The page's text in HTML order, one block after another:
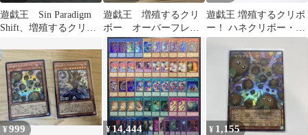
遊戯王 Sin Paradigm
Shift、増殖するクリボ
遊戯王 増殖するクリ
ボー オーバーフレー
ム ウルトラ 1枚
遊戯王 増殖するクリボ
ー！ ハネクリボー・サ
バティエル LV10 シー
クレット
¥999 ¥14,444 ¥ 1,155